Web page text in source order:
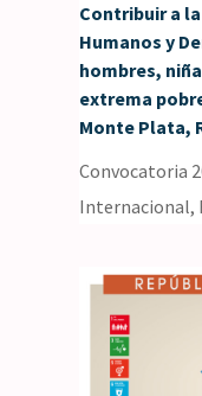
Contribuir a
Humanos y
hombres,
extrema
Monte Plata,
Convocatoria
Internacional,